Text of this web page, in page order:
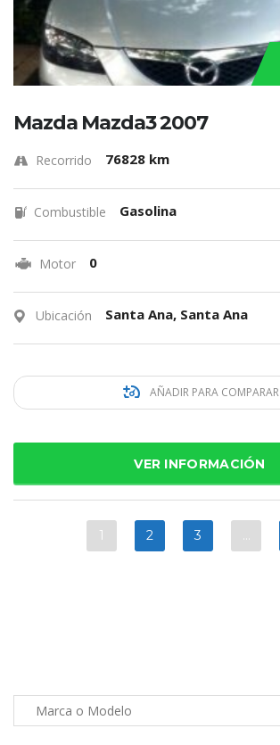
Mazda Mazda3 2007
Recorrido 76828 km
Combustible Gasolina
Motor 0
Ubicación Santa Ana, Santa Ana
AÑADIR PARA COMPARAR
VER INFORMACIÓN
1 2 3 …